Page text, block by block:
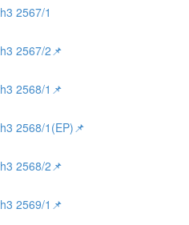
2567/1
2567/2📌
2568/1📌
2568/1(EP)📌
2568/2📌
2569/1📌